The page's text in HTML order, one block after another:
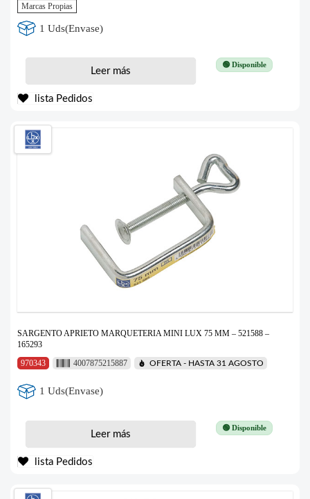
Marcas Propias
1 Uds(Envase)
🟢 Disponible
Leer más
lista Pedidos
SARGENTO APRIETO MARQUETERIA MINI LUX 75 MM – 521588 –
165293
970343
4007875215887 OFERTA - HASTA 31 AGOSTO
1 Uds(Envase)
🟢 Disponible
Leer más
lista Pedidos